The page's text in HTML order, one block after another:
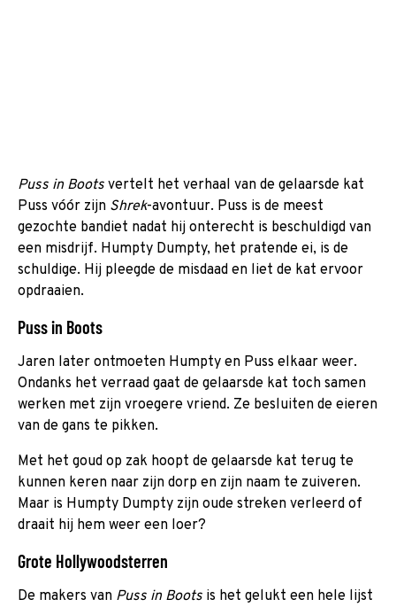
Puss in Boots vertelt het verhaal van de gelaarsde kat
Puss vóór zijn Shrek-avontuur. Puss is de meest
gezochte bandiet nadat hij onterecht is beschuldigd van
een misdrijf. Humpty Dumpty, het pratende ei, is de
schuldige. Hij pleegde de misdaad en liet de kat ervoor
opdraaien.
Puss in Boots
Jaren later ontmoeten Humpty en Puss elkaar weer.
Ondanks het verraad gaat de gelaarsde kat toch samen
werken met zijn vroegere vriend. Ze besluiten de eieren
van de gans te pikken.
Met het goud op zak hoopt de gelaarsde kat terug te
kunnen keren naar zijn dorp en zijn naam te zuiveren.
Maar is Humpty Dumpty zijn oude streken verleerd of
draait hij hem weer een loer?
Grote Hollywoodsterren
De makers van Puss in Boots is het gelukt een hele lijst